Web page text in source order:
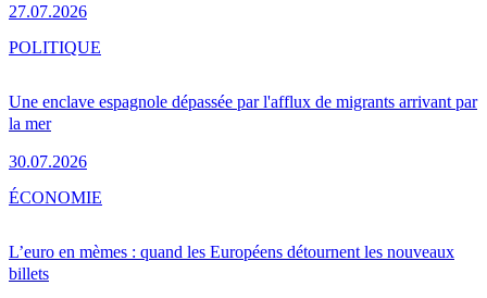
27.07.2026
Une enclave espagnole dépassée par l'afflux de migrants arrivant par
la mer
30.07.2026
POLITIQUE
L’euro en mèmes : quand les Européens détournent les nouveaux
billets
ÉCONOMIE